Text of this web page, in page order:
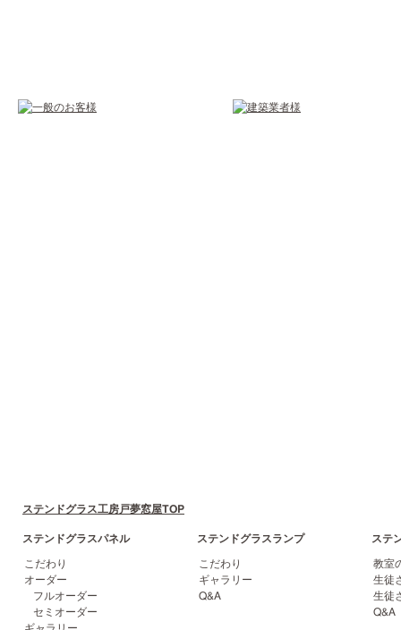
ステンドグラス工房戸夢窓屋TOP
ステンドグラスパネル
こだわり
オーダー
フルオーダー
セミオーダー
ステンドグラスランプ
こだわり
ギャラリー
Q&A
ステ
教室
生徒
生徒
Q&A